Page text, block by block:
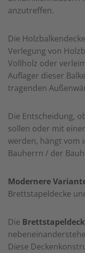
anzutreffen.
Die
Verlegung von
Vollholz oder
Auflager dieser
tragenden
Die Entscheidung,
sollen oder mit
werden, hängt vom
Bauherrn / der
Modernere
Brettstapeldecke
Die
Diese